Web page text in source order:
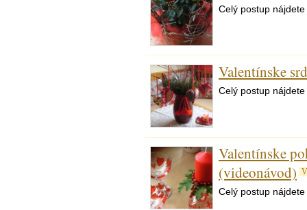
Celý postup
Valentínske
Celý postup
Valentínske
(videonávod)
Celý postup